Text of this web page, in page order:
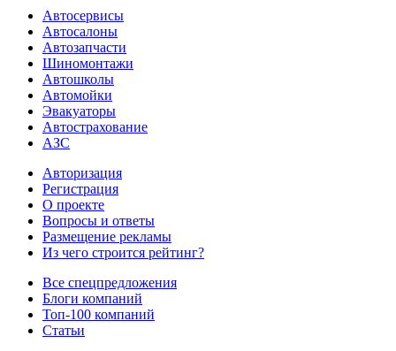
Автосервисы
Автосалоны
Автозапчасти
Шиномонтажи
Автошколы
Автомойки
Эвакуаторы
Автострахование
АЗС
Авторизация
Регистрация
О проекте
Вопросы и ответы
Размещение рекламы
Из чего строится рейтинг?
Все спецпредложения
Блоги компаний
Топ-100 компаний
Статьи